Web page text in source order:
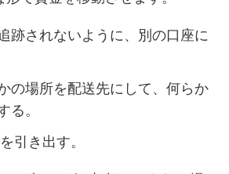
跡されないように、別の口座に
の場所を配送先にして、何らか
る。
引き出す。